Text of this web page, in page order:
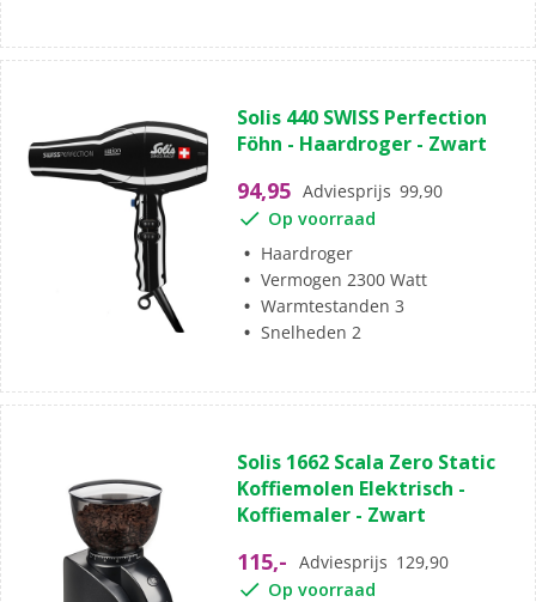
Solis 440 SWISS Perfection
Föhn - Haardroger - Zwart
94,95 Adviesprijs 99,90
Op voorraad
Haardroger
Vermogen 2300 Watt
Warmtestanden 3
Snelheden 2
Solis 1662 Scala Zero Static
Koffiemolen Elektrisch -
Koffiemaler - Zwart
115,- Adviesprijs 129,90
Op voorraad